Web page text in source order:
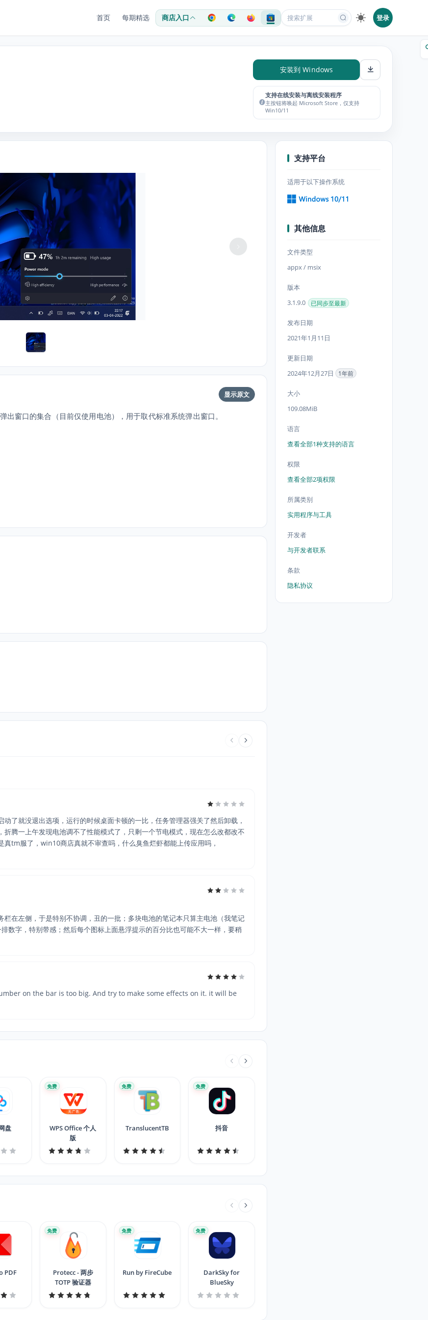
首页 每期精选 商店入口 登录
安装到 Windows
支持在线安装与离线安装程序
主按钮将唤起 Microsoft Store，仅支持
Win10/11
显示原文
窗口的集合（目前仅使用电池），用于取代标准系统弹出窗口。
了就没退出选项，运行的时候桌面卡顿的一比，任务管理器强关了然后卸载，
腾一上午发现电池调不了性能模式了，只剩一个节电模式，现在怎么改都改不
tm服了，win10商店真就不审查吗，什么臭鱼烂虾都能上传应用吗，
在左侧，于是特别不协调，丑的一批；多块电池的笔记本只算主电池（我笔记
数字，特别带感；然后每个图标上面悬浮提示的百分比也可能不大一样，要稍
on the bar is too big. And try to make some effects on it. it will be
盘
WPS Office 个人
版
免费
TranslucentTB
免费
抖音
免费
PDF
Protecc - 两步
TOTP 验证器
免费
Run by FireCube
免费
DarkSky for
BlueSky
免费
支持平台
适用于以下操作系统
其他信息
文件类型
appx / msix
版本
3.1.9.0
已同步至最新
发布日期
2021年1月11日
更新日期
2024年12月27日
1年前
大小
109.08MiB
语言
查看全部1种支持的语言
权限
查看全部2项权限
所属类别
实用程序与工具
开发者
与开发者联系
条款
隐私协议